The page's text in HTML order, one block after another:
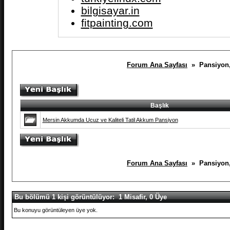
bilgisayar.in
fitpainting.com
Forum Ana Sayfası »
Başlık
Mersin Akkumda Ucuz ve Kaliteli Tatil Akkum Pansiyon
Forum Ana Sayfası »
Bu bölümü 1 kişi görüntülüyor: 1 Misafir, 0 Üye
Bu konuyu görüntüleyen üye yok.